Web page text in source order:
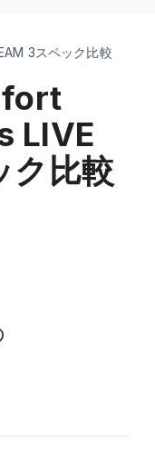
3スペック比較
LIVE
ク比較